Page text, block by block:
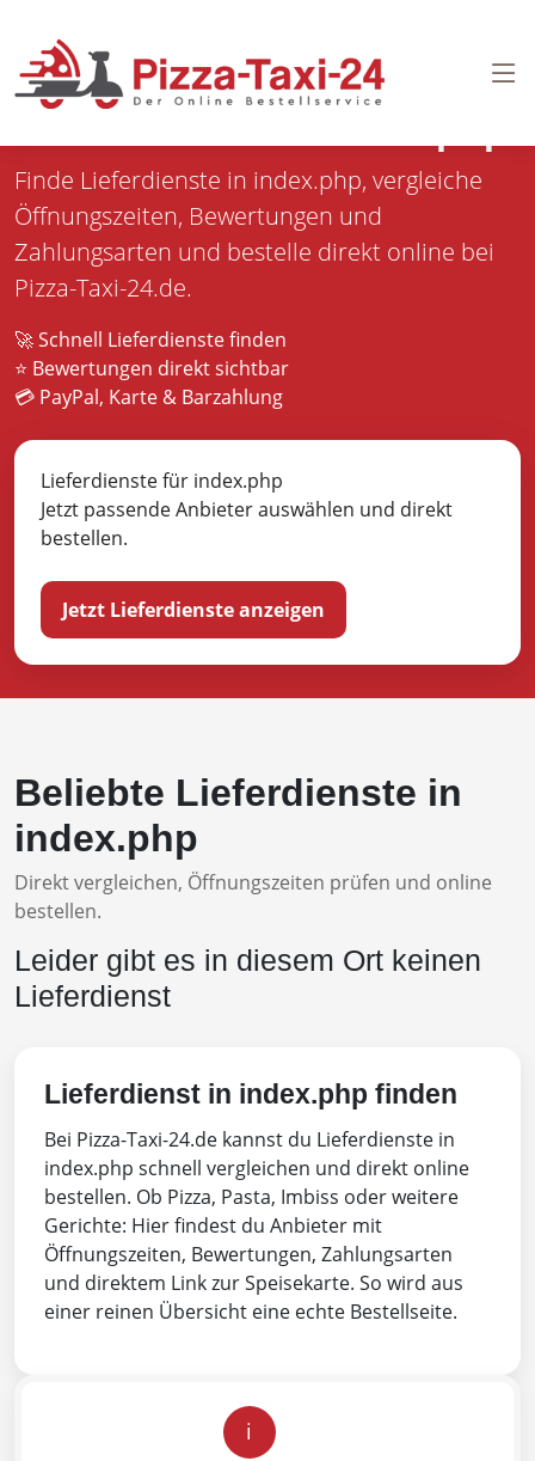
Finde Lieferdienste in index.php, vergleiche
Öffnungszeiten, Bewertungen und
Zahlungsarten und bestelle direkt online bei
Pizza-Taxi-24.de.
🚀 Schnell Lieferdienste finden
⭐ Bewertungen direkt sichtbar
💳 PayPal, Karte & Barzahlung
Lieferdienste für index.php
Jetzt passende Anbieter auswählen und direkt
bestellen.
Jetzt Lieferdienste anzeigen
Beliebte Lieferdienste in
index.php
Direkt vergleichen, Öffnungszeiten prüfen und online
bestellen.
Leider gibt es in diesem Ort keinen
Lieferdienst
Lieferdienst in index.php finden
Bei Pizza-Taxi-24.de kannst du Lieferdienste in
index.php schnell vergleichen und direkt online
bestellen. Ob Pizza, Pasta, Imbiss oder weitere
Gerichte: Hier findest du Anbieter mit
Öffnungszeiten, Bewertungen, Zahlungsarten
und direktem Link zur Speisekarte. So wird aus
einer reinen Übersicht eine echte Bestellseite.
i